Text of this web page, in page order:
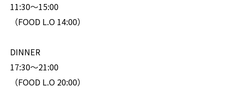
11:30〜15:00
（FOOD L.O 14:00）
DINNER
17:30〜21:00
（FOOD L.O 20:00）